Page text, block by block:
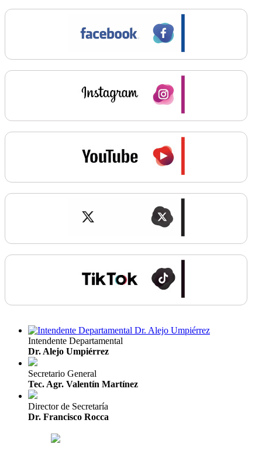
Intendente Departamental
Dr. Alejo Umpiérrez
Secretario General
Tec. Agr. Valentín Martínez
Director de Secretaría
Dr. Francisco Rocca